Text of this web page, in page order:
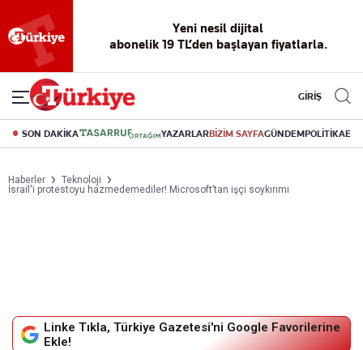
okuma
deneyimi
dijital arşiv
Akıllı haber
asistanı
Eski gazeteleri
indirme
canlı soru
cevap
GİRİŞ
SON DAKİKA YAZARLARBİZİM SAYFAGÜNDEMPOLİTİKA
Haberler
Teknoloji
İsrail'i protestoyu hazmedemediler! Microsoft’tan işçi soykırımı
Linke Tıkla, Türkiye Gazetesi'ni Google Favorilerine
Ekle!